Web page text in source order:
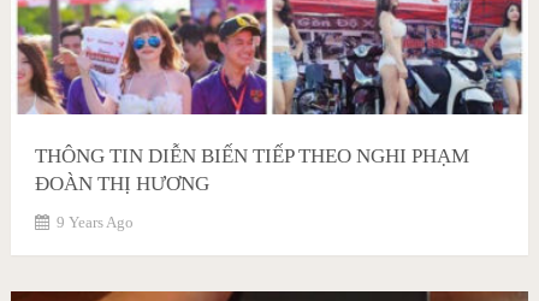
THÔNG TIN DIỄN BIẾN TIẾP THEO NGHI PHẠM
ĐOÀN THỊ HƯƠNG
9 Years Ago